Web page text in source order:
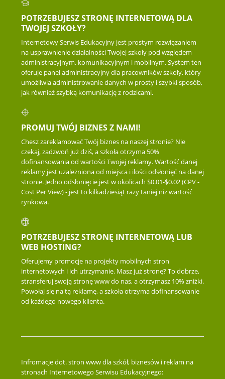
POTRZEBUJESZ STRONĘ INTERNETOWĄ DLA
TWOJEJ SZKOŁY?
Internetowy Serwis Edukacyjny jest prostym rozwiązaniem
na usprawnienie działalności Twojej szkoły pod względem
administracyjnym, komunikacyjnym i mobilnym. System ten
oferuje panel administracyjny dla pracowników szkoły, który
umożliwia administrowanie danych w prosty i szybki sposób,
jak również szybką komunikację z rodzicami.
PROMUJ TWÓJ BIZNES Z NAMI!
Chesz zareklamować Twój biznes na naszej stronie? Nie
czekaj, zadzwoń już dziś, a szkoła otrzyma 50%
dofinansowania od wartości Twojej reklamy. Wartość danej
reklamy jest uzależniona od miejsca i ilości odsłonięć na danej
stronie. Jedno odsłonięcie jest w okolicach $0.01-$0.02 (CPV -
Cost Per View) - jest to kilkadziesiąt razy taniej niż wartość
rynkowa.
POTRZEBUJESZ STRONĘ INTERNETOWĄ LUB
WEB HOSTING?
Oferujemy promocje na projekty mobilnych stron
internetowych i ich utrzymanie. Masz już stronę? To dobrze,
stransferuj swoją stronę www do nas, a otrzymasz 10% zniżki.
Powołaj się na tą reklamę, a szkoła otrzyma dofinansowanie
od każdego nowego klienta.
Infromacje dot. stron www dla szkół, biznesów i reklam na
stronach Internetowego Serwisu Edukacyjnego: